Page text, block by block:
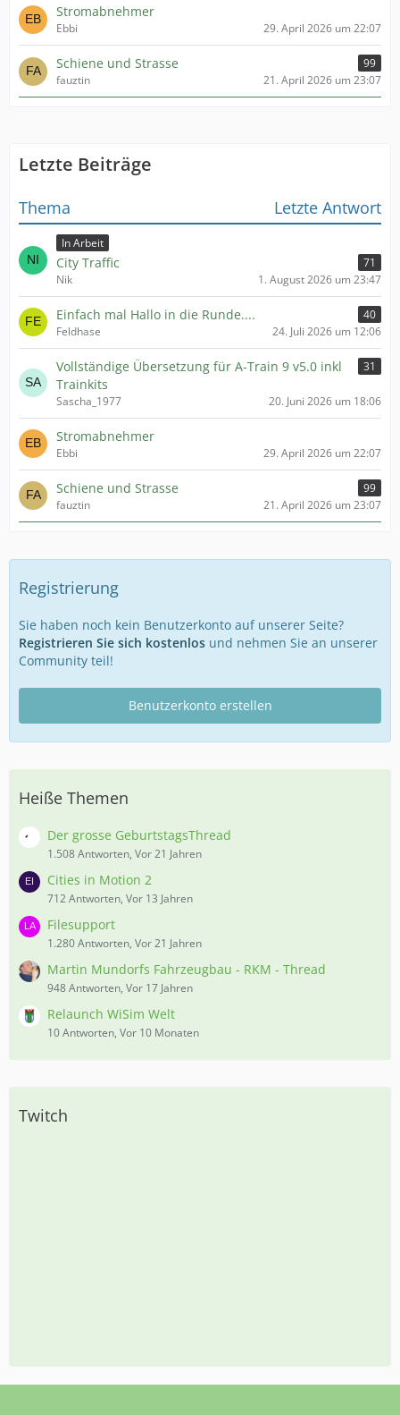
Stromabnehmer
Ebbi 29. April 2026 um 22:07
Schiene und Strasse
99
fauztin
21. April 2026 um 23:07
Letzte Beiträge
Thema Letzte Antwort
In Arbeit
City Traffic
71
Nik
1. August 2026 um 23:47
Einfach mal Hallo in die Runde....
40
Feldhase
24. Juli 2026 um 12:06
Vollständige Übersetzung für A-Train 9 v5.0 inkl
Trainkits
31
Sascha_1977 20. Juni 2026 um 18:06
Stromabnehmer
Ebbi 29. April 2026 um 22:07
Schiene und Strasse
99
fauztin
21. April 2026 um 23:07
Registrierung
Sie haben noch kein Benutzerkonto auf unserer Seite?
Registrieren Sie sich kostenlos und nehmen Sie an unserer
Community teil!
Benutzerkonto erstellen
Heiße Themen
Der grosse GeburtstagsThread
1.508 Antworten, Vor 21 Jahren
Cities in Motion 2
712 Antworten, Vor 13 Jahren
Filesupport
1.280 Antworten, Vor 21 Jahren
Martin Mundorfs Fahrzeugbau - RKM - Thread
948 Antworten, Vor 17 Jahren
Relaunch WiSim Welt
10 Antworten, Vor 10 Monaten
Twitch